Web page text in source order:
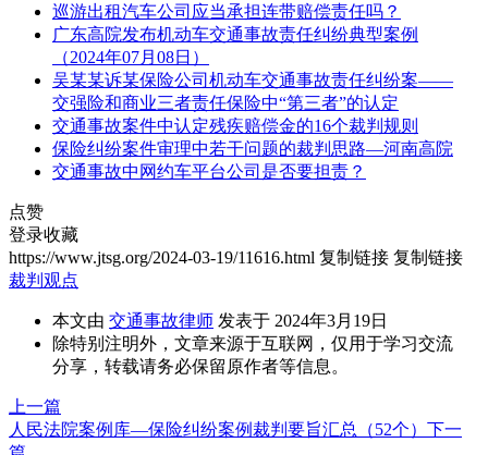
巡游出租汽车公司应当承担连带赔偿责任吗？
广东高院发布机动车交通事故责任纠纷典型案例
（2024年07月08日）
吴某某诉某保险公司机动车交通事故责任纠纷案——
交强险和商业三者责任保险中“第三者”的认定
交通事故案件中认定残疾赔偿金的16个裁判规则
保险纠纷案件审理中若干问题的裁判思路—河南高院
交通事故中网约车平台公司是否要担责？
点赞
登录收藏
https://www.jtsg.org/2024-03-19/11616.html 复制链接 复制链接
裁判观点
本文由 交通事故律师 发表于 2024年3月19日
除特别注明外，文章来源于互联网，仅用于学习交流
分享，转载请务必保留原作者等信息。
上一篇
人民法院案例库—保险纠纷案例裁判要旨汇总（52个） 下一